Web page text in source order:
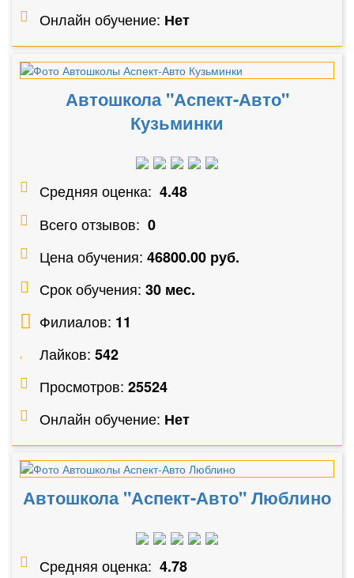
Онлайн обучение: Нет
Автошкола "Аспект-Авто"
Кузьминки
Средняя оценка: 4.48
Всего отзывов: 0
Цена обучения: 46800.00 руб.
Срок обучения: 30 мес.
Филиалов: 11
Лайков: 542
Просмотров: 25524
Онлайн обучение: Нет
Автошкола "Аспект-Авто" Люблино
Средняя оценка: 4.78